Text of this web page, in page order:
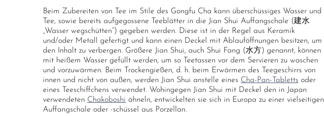
Beim Zubereiten von Tee im Stile des Gongfu Cha kann überschüssiges Wasser und
Tee, sowie bereits aufgegossene Teeblätter in die Jian Shui Auffangschale (建水
„Wasser wegschütten“) gegeben werden. Diese ist in der Regel aus Keramik
und/oder Metall gefertigt und kann einen Deckel mit Ablauföffnungen besitzen, um
den Inhalt zu verbergen. Größere Jian Shui, auch Shui Fang (水方) genannt, können
mit heißem Wasser gefüllt werden, um so Teetassen vor dem Servieren zu waschen
und vorzuwärmen. Beim Trockengießen, d. h. beim Erwärmen des Teegeschirrs von
innen und nicht von außen, werden Jian Shui anstelle eines Cha-Pan-Tabletts oder
eines Teeschiffchens verwendet. Wohingegen Jian Shui mit Deckel den in Japan
verwendeten Chakoboshi ähneln, entwickelten sie sich in Europa zu einer vielseitigen
Auffangschale oder -schüssel aus Porzellan.